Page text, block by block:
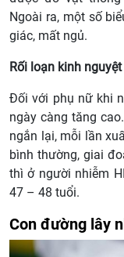
Ngoài ra, một số
giác, mất ngủ.
Rối loạn kinh nguyệt
Đối với phụ nữ khi
ngày càng tăng
ngắn lại, mỗi lần
bình thường, giai
thì ở người nhiễm
47 – 48 tuổi.
Con đường lây